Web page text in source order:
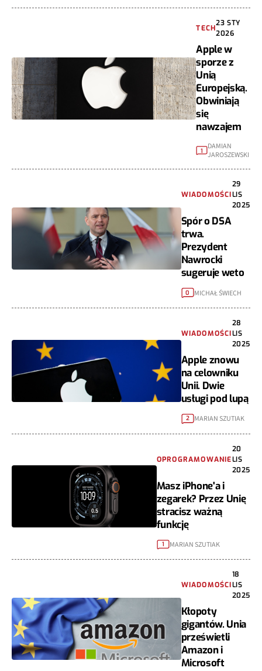
TECH
23 STY
2026
Apple w
sporze z
Unią
Europejską.
Obwiniają
się
nawzajem
1
DAMIAN
JAROSZEWSKI
WIADOMOŚCI
29
LIS
2025
Spór o DSA
trwa.
Prezydent
Nawrocki
sugeruje weto
0 MICHAŁ ŚWIECH
WIADOMOŚCI
28
LIS
2025
Apple znowu
na celowniku
Unii. Dwie
usługi pod lupą
2 MARIAN SZUTIAK
OPROGRAMOWANIE
20
LIS
2025
Masz iPhone'a i
zegarek? Przez Unię
stracisz ważną
funkcję
1 MARIAN SZUTIAK
WIADOMOŚCI
18
LIS
2025
Kłopoty
gigantów. Unia
prześwietli
Amazon i
Microsoft